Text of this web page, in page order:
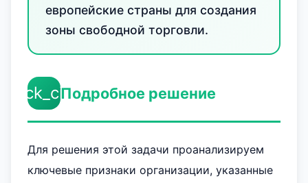
европейские страны для создания
зоны свободной торговли.
Подробное решение
Для решения этой задачи проанализируем
ключевые признаки организации, указанные